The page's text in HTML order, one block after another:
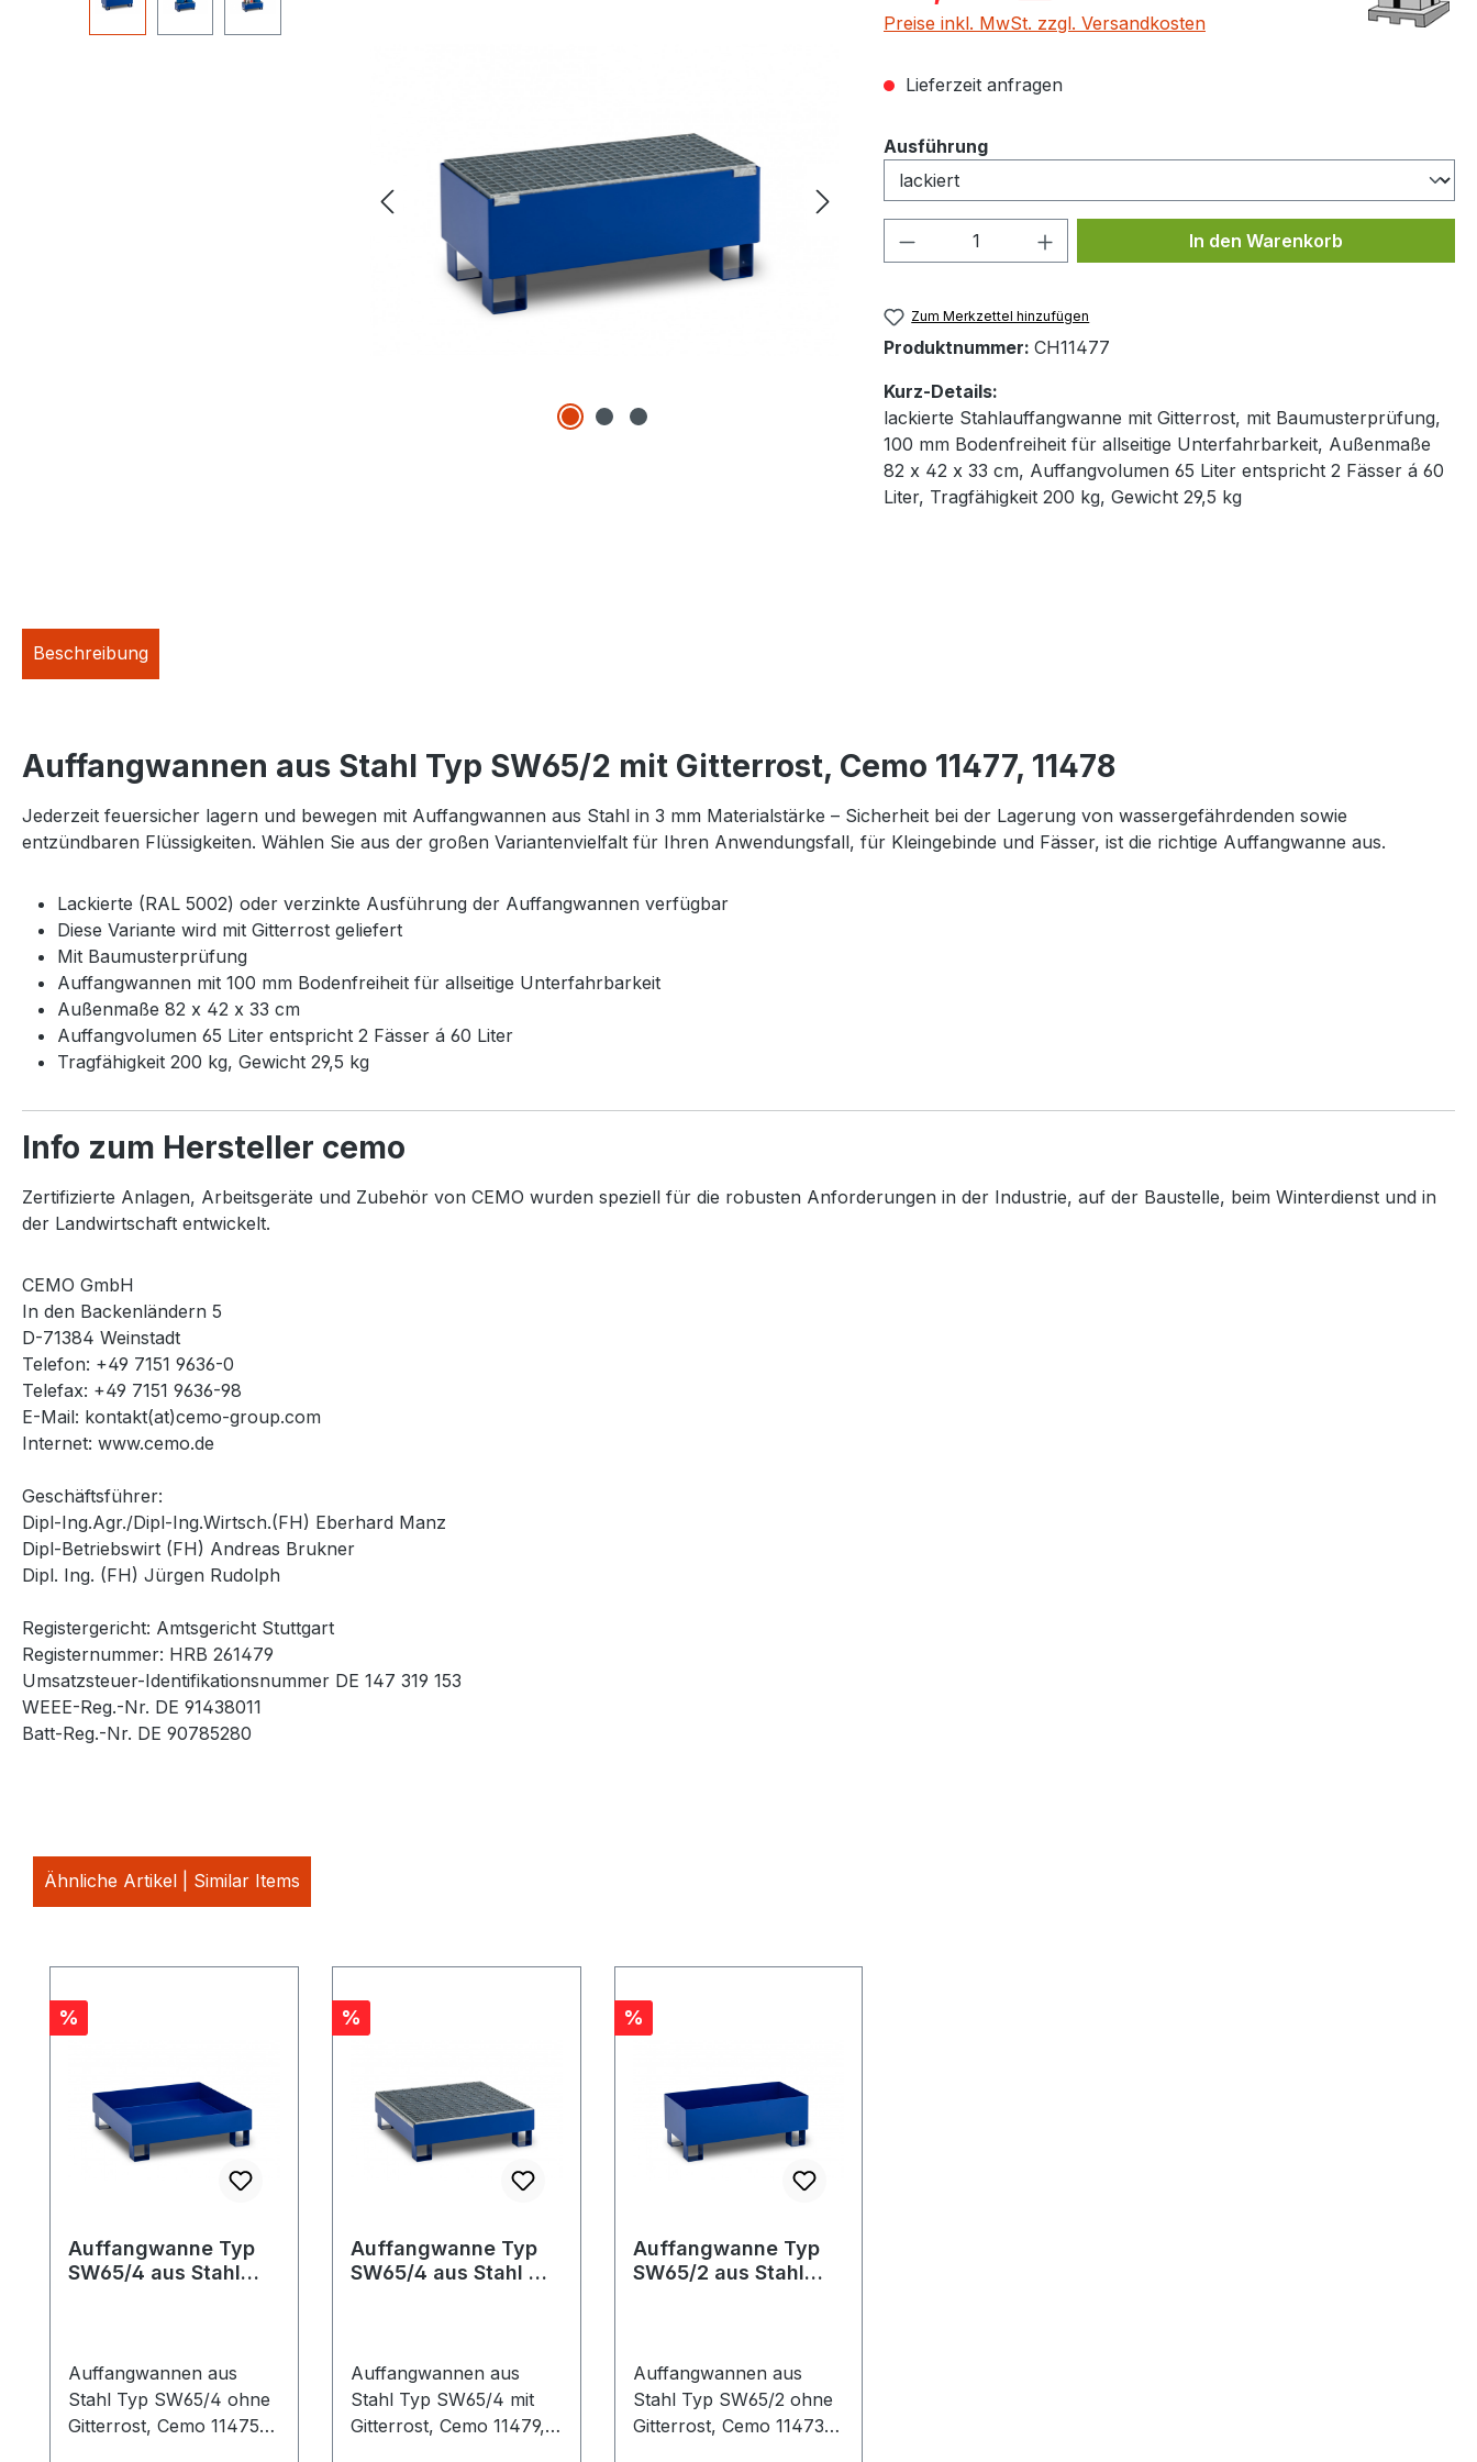
Preise inkl. MwSt. zzgl. Versandkosten
Lieferzeit anfragen
Ausführungauswählen
Produkt Anzahl: Gib den gewünschten Wert
In den Warenkorb
Zum Merkzettel hinzufügen
Produktnummer: CH11477
Kurz-Details:
lackierte Stahlauffangwanne mit Gitterrost, mit Baumusterprüfung,
100 mm Bodenfreiheit für allseitige Unterfahrbarkeit, Außenmaße
82 x 42 x 33 cm, Auffangvolumen 65 Liter entspricht 2 Fässer á 60
Liter, Tragfähigkeit 200 kg, Gewicht 29,5 kg
Beschreibung
Auffangwannen aus Stahl Typ SW65/2 mit Gitterrost, Cemo 11477, 11478
Jederzeit feuersicher lagern und bewegen mit Auffangwannen aus Stahl in 3 mm Materialstärke – Sicherheit bei der Lagerung von wassergefährdenden sowie
entzündbaren Flüssigkeiten. Wählen Sie aus der großen Variantenvielfalt für Ihren Anwendungsfall, für Kleingebinde und Fässer, ist die richtige Auffangwanne aus.
Lackierte (RAL 5002) oder verzinkte Ausführung der Auffangwannen verfügbar
Diese Variante wird mit Gitterrost geliefert
Mit Baumusterprüfung
Auffangwannen mit 100 mm Bodenfreiheit für allseitige Unterfahrbarkeit
Außenmaße 82 x 42 x 33 cm
Auffangvolumen 65 Liter entspricht 2 Fässer á 60 Liter
Tragfähigkeit 200 kg, Gewicht 29,5 kg
Info zum Hersteller cemo
Zertifizierte Anlagen, Arbeitsgeräte und Zubehör von CEMO wurden speziell für die robusten Anforderungen in der Industrie, auf der Baustelle, beim Winterdienst und in
der Landwirtschaft entwickelt.
CEMO GmbH
In den Backenländern 5
D-71384 Weinstadt
Telefon: +49 7151 9636-0
Telefax: +49 7151 9636-98
E-Mail: kontakt(at)cemo-group.com
Internet: www.cemo.de
Geschäftsführer:
Dipl-Ing.Agr./Dipl-Ing.Wirtsch.(FH) Eberhard Manz
Dipl-Betriebswirt (FH) Andreas Brukner
Dipl. Ing. (FH) Jürgen Rudolph
Registergericht: Amtsgericht Stuttgart
Registernummer: HRB 261479
Umsatzsteuer-Identifikationsnummer DE 147 319 153
WEEE-Reg.-Nr. DE 91438011
Batt-Reg.-Nr. DE 90785280
Ähnliche Artikel | Similar Items
Rabatt
%
Auffangwanne Typ
SW65/4 aus Stahl
Auffangwannen aus
Stahl Typ SW65/4 ohne
Gitterrost, Cemo 11475,
Rabatt
%
Auffangwanne Typ
SW65/4 aus Stahl mit
Auffangwannen aus
Stahl Typ SW65/4 mit
Gitterrost, Cemo 11479,
Rabatt
%
Auffangwanne Typ
SW65/2 aus Stahl
Auffangwannen aus
Stahl Typ SW65/2 ohne
Gitterrost, Cemo 11473,